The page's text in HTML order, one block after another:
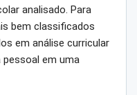
analisado. Para
bem classificados
em análise curricular
em uma